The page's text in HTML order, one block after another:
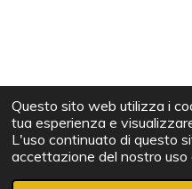
Questo sito web utilizza i
tua esperienza e
L'uso continuato di questo
accettazione del nostro uso
© 2023 - 2026 TRA PALCO E